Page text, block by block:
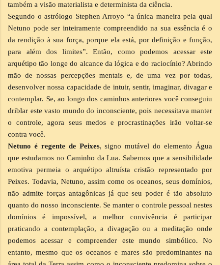
também a visão materialista e determinista da ciência.
Segundo o astrólogo Stephen Arroyo “a única maneira pela qual
Netuno pode ser inteiramente compreendido na sua essência é o
da rendição à sua força, porque ela está, por definição e função,
para além dos limites”. Então, como podemos acessar este
arquétipo tão longe do alcance da lógica e do raciocínio? Abrindo
mão de nossas percepções mentais e, de uma vez por todas,
desenvolver nossa capacidade de intuir, sentir, imaginar, divagar e
contemplar. Se, ao longo dos caminhos anteriores você conseguiu
driblar este vasto mundo do inconsciente, pois necessitava manter
o controle, agora seus medos e procrastinações irão voltar-se
contra você.
Netuno é regente de Peixes, signo mutável do elemento Água
que estudamos no Caminho da Lua. Sabemos que a sensibilidade
emotiva permeia o arquétipo altruísta cristão representado por
Peixes. Todavia, Netuno, assim como os oceanos, seus domínios,
não admite forças antagônicas já que seu poder é tão absoluto
quanto do nosso inconsciente. Se manter o controle pessoal nestes
domínios é impossível, a melhor convivência é participar
praticando a contemplação, a divagação ou a meditação onde
podemos acessar e compreender este mundo simbólico. No
entanto, mesmo que os oceanos e mares são predominantes na